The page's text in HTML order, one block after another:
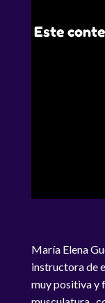
Este
María Elena
instructora de
muy positiva y